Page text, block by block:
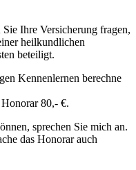
Ihre Versicherung fragen,
heilkundlichen
beteiligt.
Kennenlernen berechne
80,- €.
sprechen Sie mich an.
das Honorar auch